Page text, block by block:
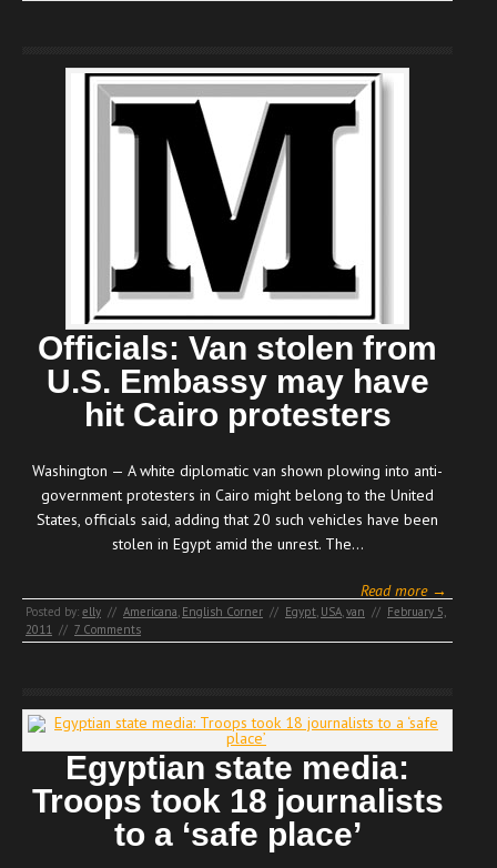
Officials: Van stolen from
U.S. Embassy may have
hit Cairo protesters
Washington — A white diplomatic van shown plowing into anti-
government protesters in Cairo might belong to the United
States, officials said, adding that 20 such vehicles have been
stolen in Egypt amid the unrest. The…
Read more →
Posted by: elly // Americana, English Corner // Egypt, USA,van // February 5,
2011 // 7 Comments
Egyptian state media:
Troops took 18 journalists
to a ‘safe place’